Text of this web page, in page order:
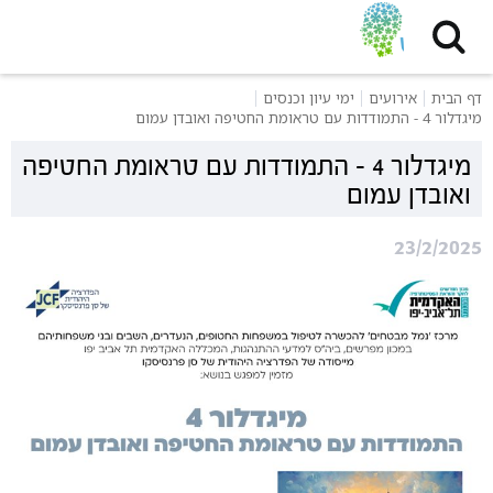
דף הבית אירועים
ימי עיון וכנסים
מיגדלור 4 - התמודדות עם טראומת החטיפה ואובדן עמום
מיגדלור 4 - התמודדות עם טראומת החטיפה
ואובדן עמום
23/2/2025